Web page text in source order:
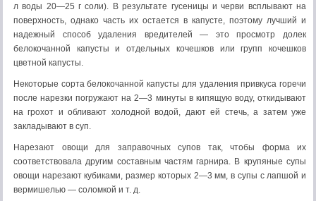
л воды 20—25 г соли). В результате гусеницы и черви всплывают на
поверхность, однако часть их остается в капусте, поэтому лучший и
надежный способ удаления вредителей — это просмотр долек
белокочанной капусты и отдельных кочешков или групп кочешков
цветной капусты.
Некоторые сорта белокочанной капусты для удаления привкуса горечи
после нарезки погружают на 2—3 минуты в кипящую воду, откидывают
на грохот и обливают холодной водой, дают ей стечь, а затем уже
закладывают в суп.
Нарезают овощи для заправочных супов так, чтобы форма их
соответствовала другим составным частям гарнира. В крупяные супы
овощи нарезают кубиками, размер которых 2—3 мм, в супы с лапшой и
вермишелью — соломкой и т. д.